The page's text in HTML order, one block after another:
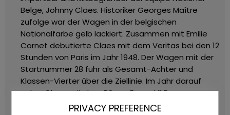
Belge, Johnny Claes. Historiker Georges Maître
zufolge war der Wagen in der belgischen
Nationalfarbe gelb lackiert. Zusammen mit Emilie
Cornet debütierte Claes mit dem Veritas bei den 12
Stunden von Paris im Jahr 1948. Der Wagen mit der
Startnummer 28 fuhr als Gesamt-Achter und
Klassen-Vierter über die Ziellinie. Im Jahr darauf
nahm Claes mit dem RS am Formel 2 Rennen zum
Großen Preis von Brüssel teil.1951 verkaufte er den
PRIVACY PREFERENCE